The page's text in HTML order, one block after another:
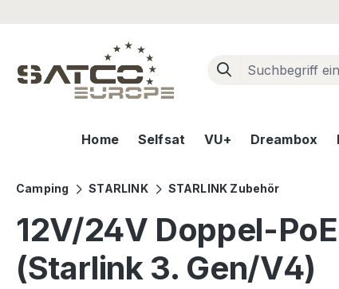
Home Selfsat VU+ Dreambox
Camping STARLINK STARLINK Zubehör
12V/24V Doppel-
(Starlink 3. Gen/V4)